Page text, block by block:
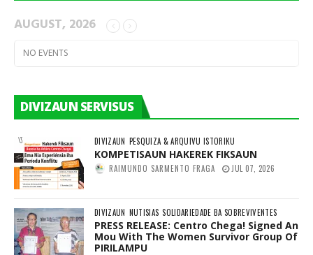
AUGUST, 2026
NO EVENTS
DIVIZAUN SERVISUS
DIVIZAUN PESQUIZA & ARQUIVU ISTORIKU
KOMPETISAUN HAKEREK FIKSAUN
RAIMUNDO SARMENTO FRAGA JUL 07, 2026
DIVIZAUN NUTISIAS SOLIDARIEDADE BA SOBREVIVENTES
PRESS RELEASE: Centro Chega! Signed An
Mou With The Women Survivor Group Of
PIRILAMPU